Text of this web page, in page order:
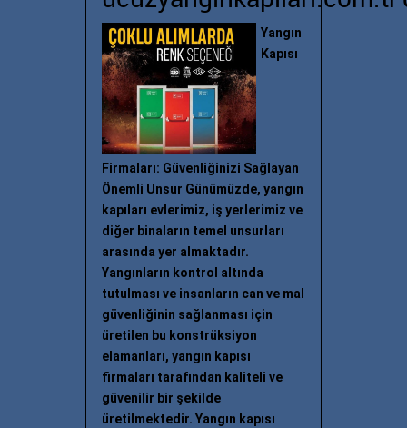
Yangın
Kapısı
Firmaları: Güvenliğinizi Sağlayan
Önemli Unsur Günümüzde, yangın
kapıları evlerimiz, iş yerlerimiz ve
diğer binaların temel unsurları
arasında yer almaktadır.
Yangınların kontrol altında
tutulması ve insanların can ve mal
güvenliğinin sağlanması için
üretilen bu konstrüksiyon
elamanları, yangın kapısı
firmaları tarafından kaliteli ve
güvenilir bir şekilde
üretilmektedir. Yangın kapısı